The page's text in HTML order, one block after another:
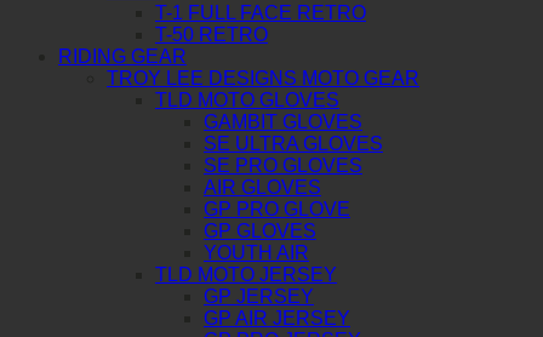
T-1 FULL FACE RETRO
T-50 RETRO
RIDING GEAR
TROY LEE DESIGNS MOTO GEAR
TLD MOTO GLOVES
GAMBIT GLOVES
SE ULTRA GLOVES
SE PRO GLOVES
AIR GLOVES
GP PRO GLOVE
GP GLOVES
YOUTH AIR
TLD MOTO JERSEY
GP JERSEY
GP AIR JERSEY